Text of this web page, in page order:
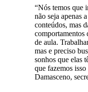
“Nós temos que
não seja apenas
conteúdos, mas
comportamentos
de aula.
mas e preciso
sonhos que elas
que fazemos
Damasceno,